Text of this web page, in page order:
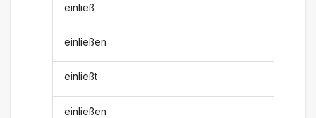
einließ
einließen
einließt
einließen